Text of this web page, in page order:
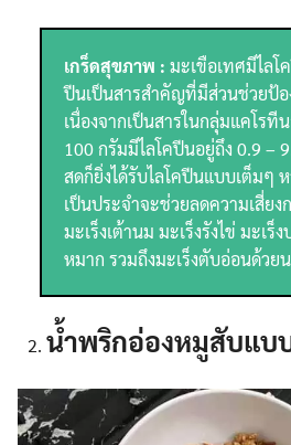
เกร็ดสุขภาพ : มะเขือเทศมีไลโ
ปีนเป็นสารสำคัญที่มีส่วนช่วยป้อ
เนื่องจากเป็นสารในกลุ่มแคโรที
100 กรัมมีไลโคปีนอยู่ถึง 0.9 –
สดก็ยิ่งได้รับไลโคปีนแบบเต็มๆ
เป็นประจำจะช่วยลดความเสี่ยง
มะเร็งเต้านม มะเร็งรังไข่ มะเร็
หมาก รวมถึงมะเร็งตับอ่อนด้วย
น้ำพริกอ่องหมูสับแบ